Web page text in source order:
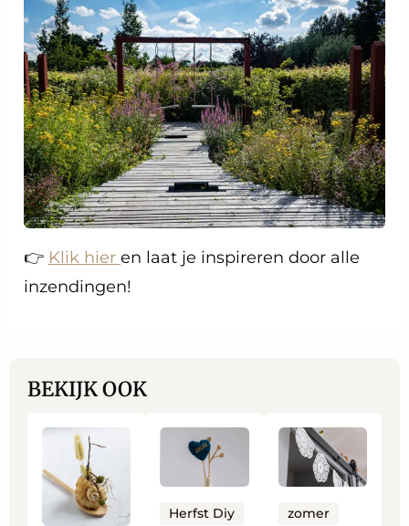
👉 Klik hier en laat je inspireren door alle
inzendingen!
BEKIJK OOK
Lees
meer
over
SchelpendecoratieHerfst Diy
Lees
meer
over
Beterschap
zomer
Lees
meer
over
Diy